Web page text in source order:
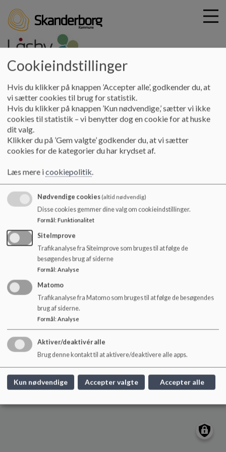
i
laasby-skole
Praktisk info MU Elev - Introduktion - Forældre
MU Elev - Introduktion - Forældre
MU·Elev :: Introduktion :: Forældre
Introduktionsvideo til anvendelsen af MU·Elev.
Videoen er rettet specifikt mod forældregruppen.
Se video´en herhttps://vimeo.com/442960911
Låsby Skole
Skolevej 10, 8670 Låsby
laasbyskole@skanderborg.dk
+45 87942750
5798005707301
Sitemap
Cookie politik
Cookieindstillinger
Hvis du klikker på knappen ’Accepter alle’, godkender du, at
vi sætter cookies til brug for statistik.
Hvis du klikker på knappen ’Kun nødvendige,’ sætter vi ikke
cookies til statistik – vi benytter dog en cookie for at huske
dit valg.
Klikker du på ’Gem valgte’ godkender du, at vi sætter
cookies for de kategorier du har krydset af.
Læs mere icookiepolitik.
Nødvendige cookies(altid nødvendig)
Disse cookies gemmer dine valg om cookieindstillinger.
Formål: Funktionalitet
SiteImprove
Trafikanalyse fra Siteimprove som bruges til at følge de
besøgendes brug af siderne
Formål: Analyse
Matomo
Trafikanalyse fra Matomo som bruges til at følge de besøgendes
brug af siderne.
Formål: Analyse
Aktiver/deaktivér alle
Brug denne kontakt til at aktivere/deaktivere alle apps.
Kun nødvendige Accepter valgte Accepter alle